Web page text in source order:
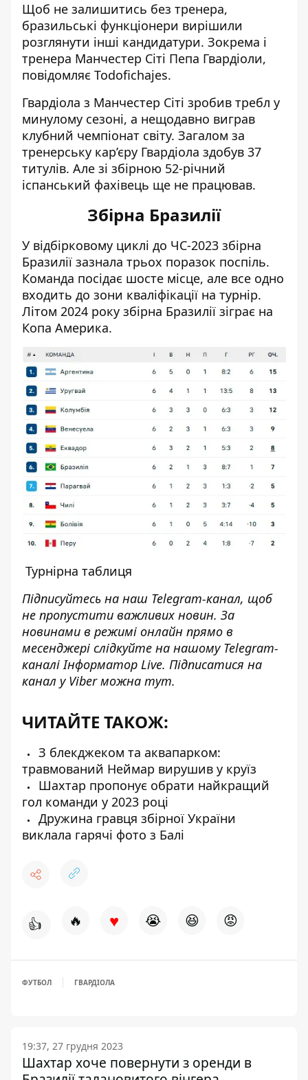
Щоб не залишитись без тренера,
бразильські функціонери вирішили
розглянути інші кандидатури. Зокрема і
тренера Манчестер Сіті Пепа Гвардіоли,
повідомляє Todofichajes.
Гвардіола з Манчестер Сіті зробив требл у
минулому сезоні, а нещодавно виграв
клубний чемпіонат світу. Загалом за
тренерську кар’єру Гвардіола здобув 37
титулів. Але зі збірною 52-річний
іспанський фахівець ще не працював.
Збірна Бразилії
У відбірковому циклі до ЧС-2023 збірна
Бразилії зазнала трьох поразок поспіль.
Команда посідає шосте місце, але все одно
входить до зони кваліфікації на турнір.
Літом 2024 року збірна Бразилії зіграє на
Копа Америка.
Турнірна таблиця
Підписуйтесь на наш Telegram-канал, щоб
не пропустити важливих новин. За
новинами в режимі онлайн прямо в
месенджері слідкуйте на нашому Telegram-
каналіІнформатор Live. Підписатися на
канал у Viber можна тут.
ЧИТАЙТЕ ТАКОЖ:
З блекджеком та аквапарком:
травмований Неймар вирушив у круїз
Шахтар пропонує обрати найкращий
гол команди у 2023 році
Дружина гравця збірної України
виклала гарячі фото з Балі
👍 🔥 ♥ 😭 😆 😡
ФУТБОЛ ГВАРДІОЛА
19:37, 27 грудня 2023
Шахтар хоче повернути з оренди в